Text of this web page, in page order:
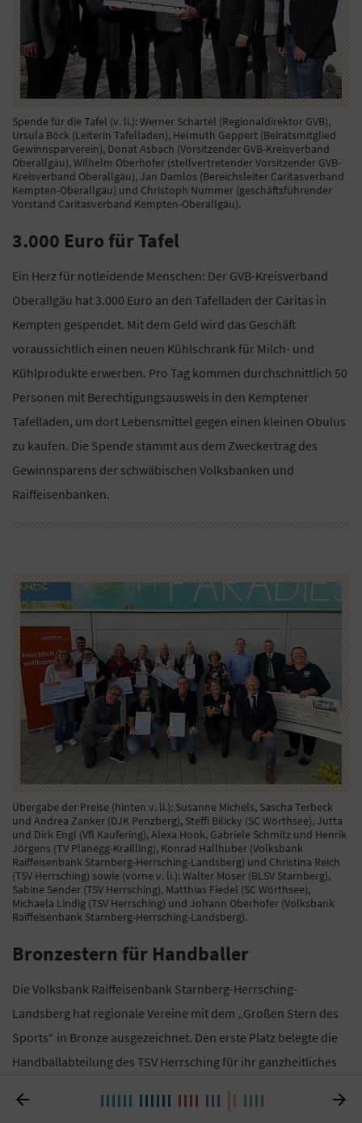
Spende für die Tafel (v. li.): Werner Schartel (Regionaldirektor GVB),
Ursula Böck (Leiterin Tafelladen), Helmuth Geppert (Beiratsmitglied
Gewinnsparverein), Donat Asbach (Vorsitzender GVB-Kreisverband
Oberallgäu), Wilhelm Oberhofer (stellvertretender Vorsitzender GVB-
Kreisverband Oberallgäu), Jan Damlos (Bereichsleiter Caritasverband
Kempten-Oberallgäu) und Christoph Nummer (geschäftsführender
Vorstand Caritasverband Kempten-Oberallgäu).
3.000 Euro für Tafel
Ein Herz für notleidende Menschen: Der GVB-Kreisverband
Oberallgäu hat 3.000 Euro an den Tafelladen der Caritas in
Kempten gespendet. Mit dem Geld wird das Geschäft
voraussichtlich einen neuen Kühlschrank für Milch- und
Kühlprodukte erwerben. Pro Tag kommen durchschnittlich 50
Personen mit Berechtigungsausweis in den Kemptener
Tafelladen, um dort Lebensmittel gegen einen kleinen Obulus
zu kaufen. Die Spende stammt aus dem Zweckertrag des
Gewinnsparens der schwäbischen Volksbanken und
Raiffeisenbanken.
Übergabe der Preise (hinten v. li.): Susanne Michels, Sascha Terbeck
und Andrea Zanker (DJK Penzberg), Steffi Bilicky (SC Wörthsee), Jutta
und Dirk Engl (Vfl Kaufering), Alexa Hook, Gabriele Schmitz und Henrik
Jörgens (TV Planegg-Krailling), Konrad Hallhuber (Volksbank
Raiffeisenbank Starnberg-Herrsching-Landsberg) und Christina Reich
(TSV Herrsching) sowie (vorne v. li.): Walter Moser (BLSV Starnberg),
Sabine Sender (TSV Herrsching), Matthias Fiedel (SC Wörthsee),
Michaela Lindig (TSV Herrsching) und Johann Oberhofer (Volksbank
Raiffeisenbank Starnberg-Herrsching-Landsberg).
Bronzestern für Handballer
Die Volksbank Raiffeisenbank Starnberg-Herrsching-
Landsberg hat regionale Vereine mit dem „Großen Stern des
Sports“ in Bronze ausgezeichnet. Den erste Platz belegte die
Handballabteilung des TSV Herrsching für ihr ganzheitliches
„Grundschulaktionstag“ oder einen „SchulhandballCup“,
 